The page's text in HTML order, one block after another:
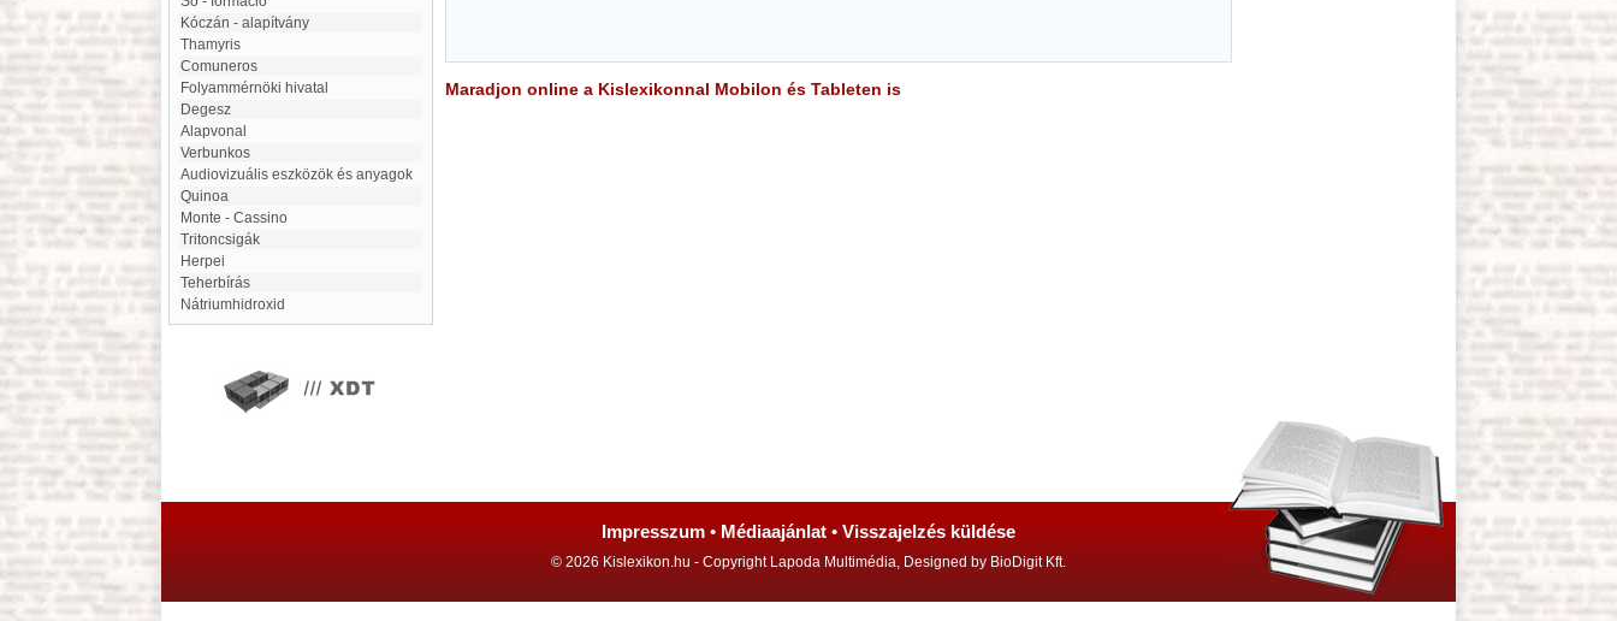
Kóczán - alapítvány
Thamyris
Comuneros
Folyammérnöki hivatal
Degesz
alapvonal
verbunkos
Audiovizuális eszközök és anyagok
Quinoa
Monte - Cassino
Tritoncsigák
Herpei
Teherbírás
Nátriumhidroxid
Maradjon online a Kislexikonnal Mobilon és Tableten is
Impresszum • Médiaajánlat • Visszajelzés küldése
© 2026 Kislexikon.hu - Copyright Lapoda Multimédia, Designed by BioDigit Kft.